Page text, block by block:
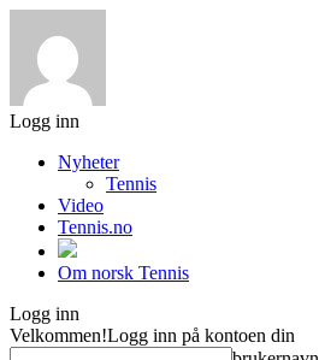
Logg inn
Nyheter
Tennis
Video
Tennis.no
Om norsk Tennis
Logg inn
Velkommen!Logg inn på kontoen din